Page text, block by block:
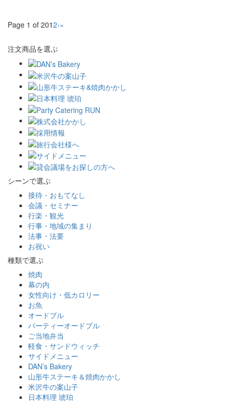
Page 1 of 2012›»
注文商品を選ぶ
シーンで選ぶ
接待・おもてなし
会議・セミナー
行楽・観光
行事・地域の集まり
法事・法要
お祝い
種類で選ぶ
焼肉
幕の内
女性向け・低カロリー
お魚
オードブル
パーティーオードブル
ご当地弁当
軽食・サンドウィッチ
サイドメニュー
DAN’s Bakery
山形牛ステーキ＆焼肉かかし
米沢牛の案山子
日本料理 琥珀